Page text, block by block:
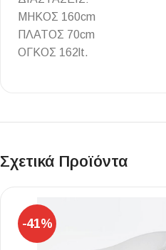
Επένδυσης Τοίχου
Ψηφίδες
ΜΗΚΟΣ 160cm
ΠΛΑΤΟΣ 70cm
ΟΓΚΟΣ 162lt.
Σχετικά Προϊόντα
-41%